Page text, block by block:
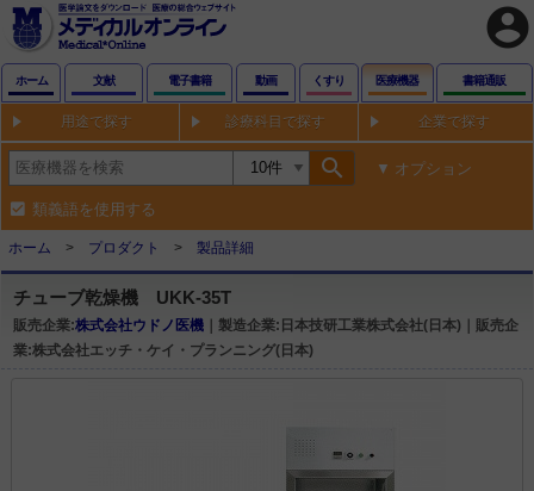
account_circle
ホーム 文献 電子書籍 動画 くすり 医療機器 書籍通販
用途で探す 診療科目で探す 企業で探す
search オプション
類義語を使用する
ホーム プロダクト 製品詳細
チューブ乾燥機 UKK-35T
販売企業:株式会社ウドノ医機 ｜製造企業:日本技研工業株式会社(日本)｜販売企
業:株式会社エッチ・ケイ・プランニング(日本)